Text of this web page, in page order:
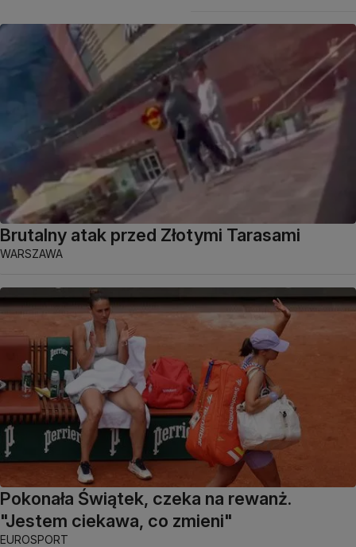
Brutalny atak przed Złotymi Tarasami
WARSZAWA
Pokonała Świątek, czeka na rewanż.
"Jestem ciekawa, co zmieni"
EUROSPORT